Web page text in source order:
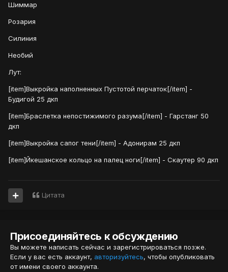
Шиммар
Розария
Силиния
Необий
Лут:
[item]Выкройка наполненных Пустотой перчаток[/item] -
Будигой 25 дкп
[item]Браслетка непостижимого разума[/item] - Гарстанг 50
дкп
[item]Выкройка сапог тени[/item] - Адонирам 25 дкп
[item]Йкешанское кольцо на палец ноги[/item] - Скаутер 90 дкп
Цитата
Присоединяйтесь к обсуждению
Вы можете написать сейчас и зарегистрироваться позже.
Если у вас есть аккаунт, авторизуйтесь, чтобы опубликовать
от имени своего аккаунта.